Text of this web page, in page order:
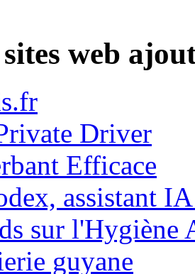
web
Driver
Efficace
assistant
sur l'Hygiène
guyane